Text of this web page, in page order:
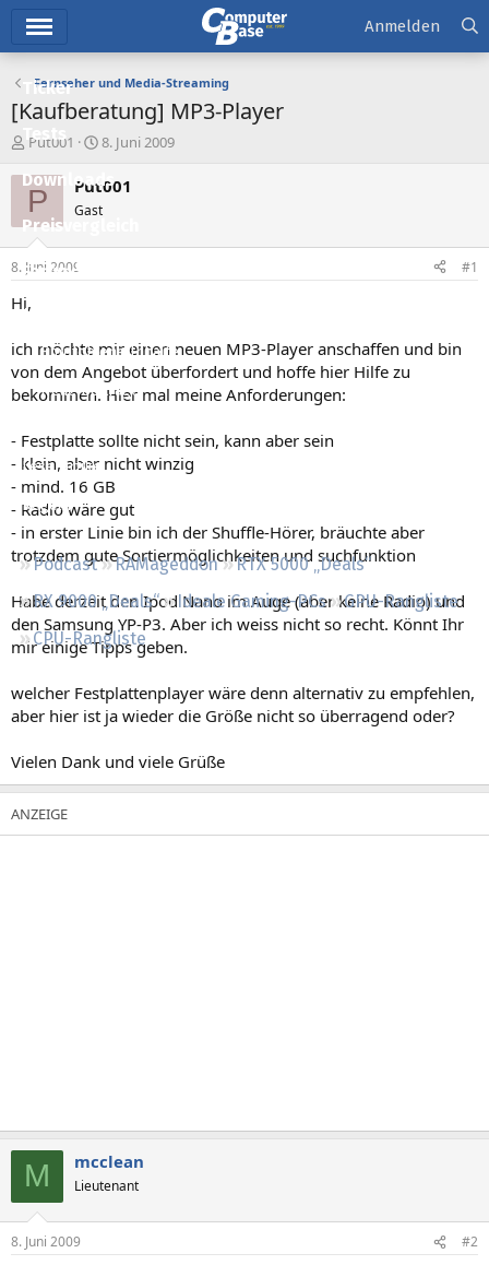
Ticker
Tests
Downloads
Preisvergleich
Forum
Aktuelles
Empfohlene Inhalte
Neue Beiträge
Leserartikel
Regeln
Podcast RAMageddon
RTX 5000 „Deals“
RX 9000 „Deals“
Ideale Gaming-PCs
GPU-Rangliste
CPU-Rangliste
Anmelden
Fernseher und Media-Streaming
[Kaufberatung] MP3-Player
E
s
e
e
Put001
E
s
e
t
8. Juni 2009
P Put001
Gast
8. Juni 2009 #1
Hi,
ich möchte mir einen neuen MP3-Player anschaffen und bin
von dem Angebot überfordert und hoffe hier Hilfe zu
bekommen. Hier mal meine Anforderungen:
- Festplatte sollte nicht sein, kann aber sein
- klein, aber nicht winzig
- mind. 16 GB
- Radio wäre gut
- in erster Linie bin ich der Shuffle-Hörer, bräuchte aber
trotzdem gute Sortiermöglichkeiten und suchfunktion
Habe derzeit den Ipod Nano im Auge (aber keine Radio) und
den Samsung YP-P3. Aber ich weiss nicht so recht. Könnt Ihr
mir einige Tipps geben.
welcher Festplattenplayer wäre denn alternativ zu empfehlen,
aber hier ist ja wieder die Größe nicht so überragend oder?
Vielen Dank und viele Grüße
M mcclean
Lieutenant
8. Juni 2009 #2